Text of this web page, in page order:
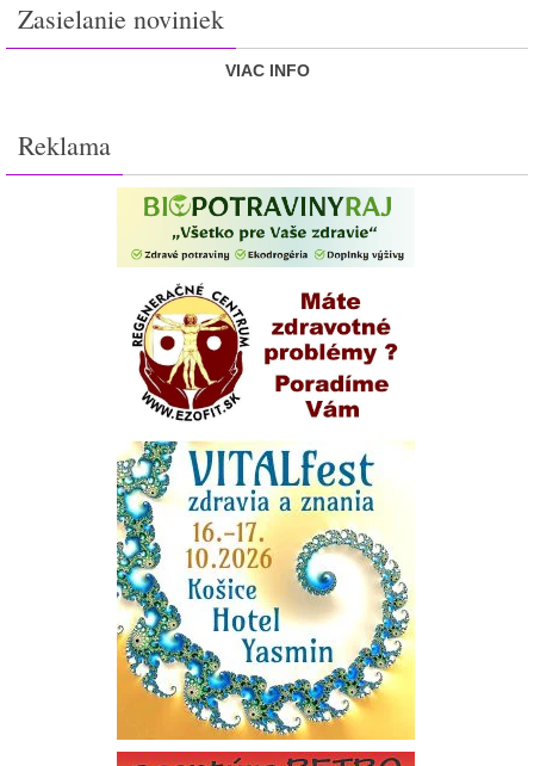
Zasielanie noviniek
VIAC INFO
Reklama